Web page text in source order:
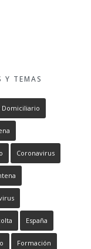
Y TEMAS
Domiciliario
Coronavirus
España
Formación